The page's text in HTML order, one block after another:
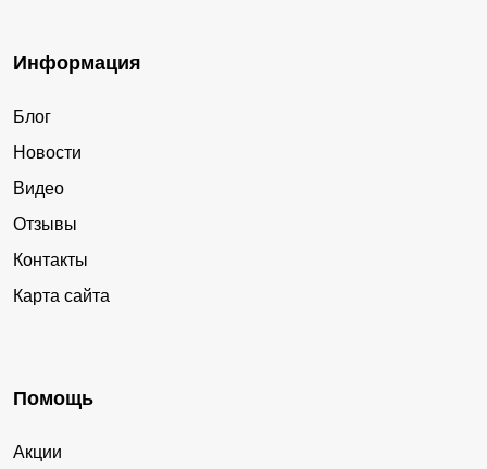
Информация
Блог
Новости
Видео
Отзывы
Контакты
Карта сайта
Помощь
Акции